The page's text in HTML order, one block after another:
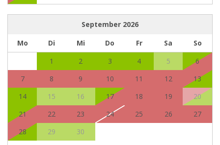
September 2026
Mo
Di Mi Do Fr Sa
So
1
2 3 4 5
6
7
8 9 10 11 12
13
14
15 16 17 18 19
20
21
22 23 24 25 26
27
28
29 30